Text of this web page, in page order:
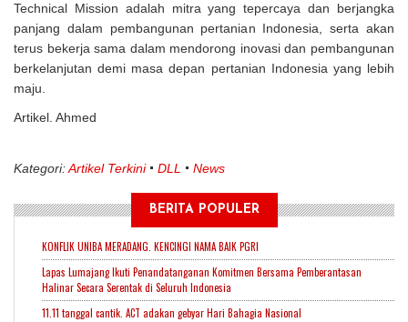
Technical Mission adalah mitra yang tepercaya dan berjangka
panjang dalam pembangunan pertanian Indonesia, serta akan
terus bekerja sama dalam mendorong inovasi dan pembangunan
berkelanjutan demi masa depan pertanian Indonesia yang lebih
maju.
Artikel. Ahmed
Kategori:Artikel Terkini DLL News
BERITA POPULER
KONFLIK UNIBA MERADANG. KENCINGI NAMA BAIK PGRI
Lapas Lumajang Ikuti Penandatanganan Komitmen Bersama Pemberantasan
Halinar Secara Serentak di Seluruh Indonesia
11.11 tanggal cantik. ACT adakan gebyar Hari Bahagia Nasional